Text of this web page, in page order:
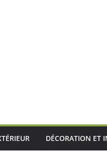
DÉCORATION ET